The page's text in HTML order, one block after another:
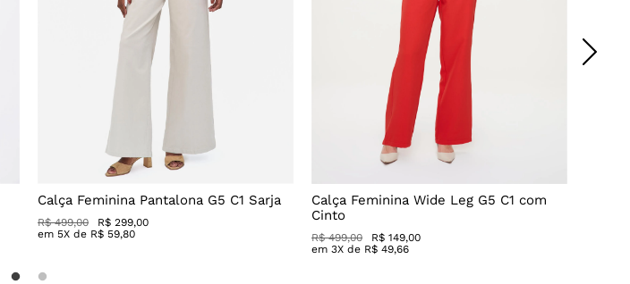
Calça Feminina Pantalona G5 C1 Sarja
R$ 499,00
R$ 299,00
em 5X de R$ 59,80
Calça Feminina Wide Leg G5 C1 com
Cinto
R$ 499,00
R$ 149,00
em 3X de R$ 49,66